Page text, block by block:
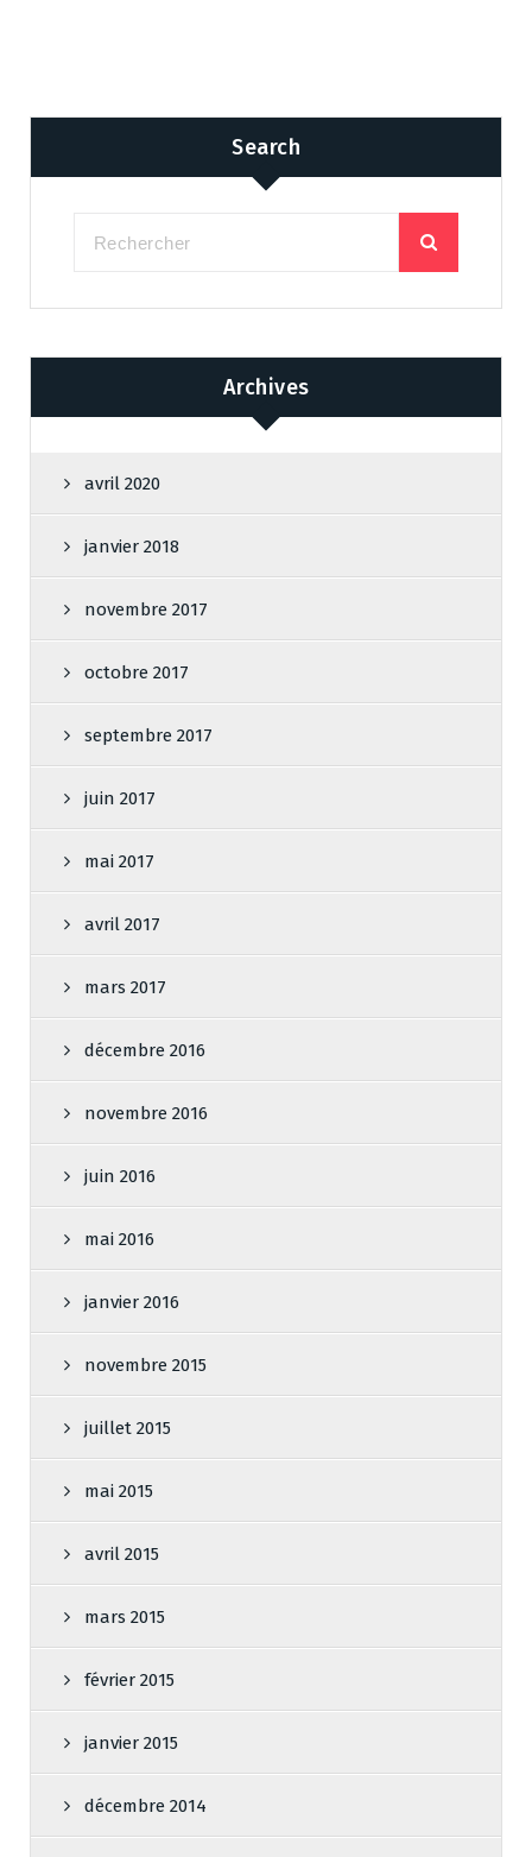
Search
Archives
avril 2020
janvier 2018
novembre 2017
octobre 2017
septembre 2017
juin 2017
mai 2017
avril 2017
mars 2017
décembre 2016
novembre 2016
juin 2016
mai 2016
janvier 2016
novembre 2015
juillet 2015
mai 2015
avril 2015
mars 2015
février 2015
janvier 2015
décembre 2014